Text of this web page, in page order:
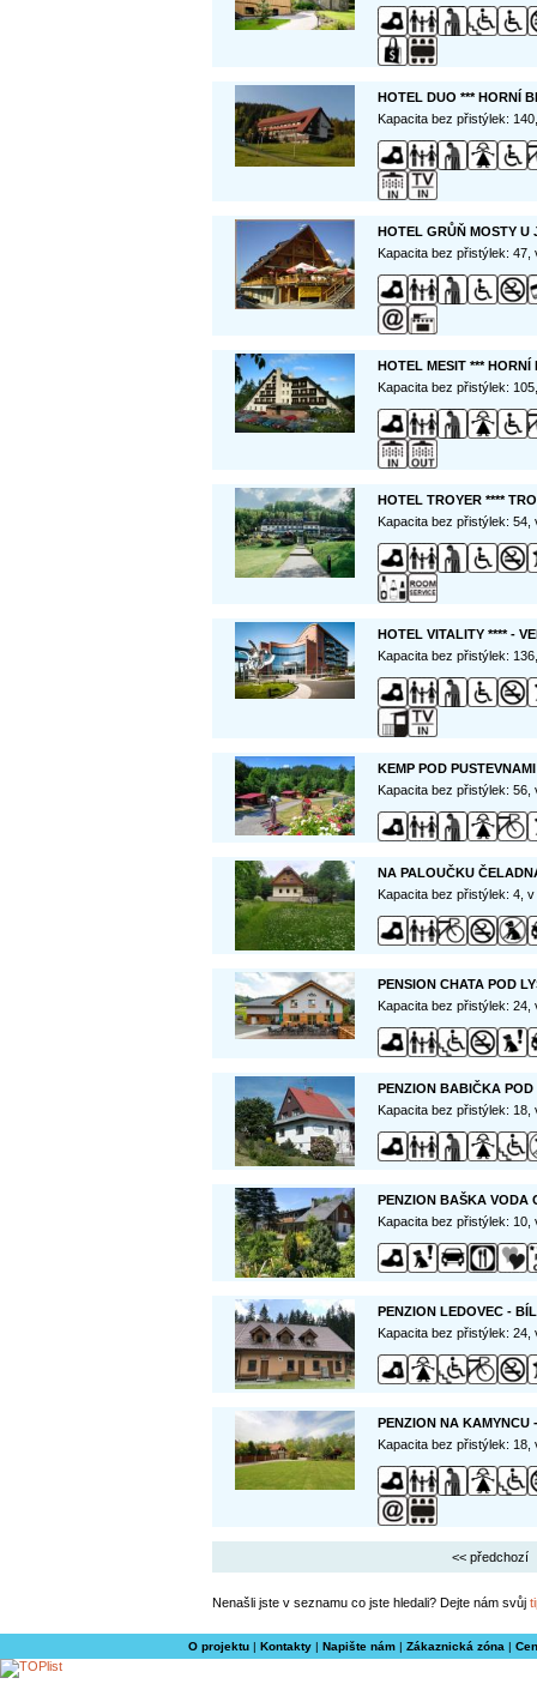
HOTEL DUO *** HORNÍ
Kapacita bez přistýlek:
HOTEL GRŮŇ MOSTY U
Kapacita bez přistýlek:
HOTEL MESIT *** HORNÍ
Kapacita bez přistýlek:
HOTEL TROYER ****
Kapacita bez přistýlek:
HOTEL VITALITY **** -
Kapacita bez přistýlek:
KEMP POD PUSTEVNAMI
Kapacita bez přistýlek:
NA PALOUČKU
Kapacita bez přistýlek: 4,
PENSION CHATA POD
Kapacita bez přistýlek:
PENZION BABIČKA POD
Kapacita bez přistýlek:
PENZION BAŠKA VODA
Kapacita bez přistýlek:
PENZION LEDOVEC -
Kapacita bez přistýlek:
PENZION NA KAMYNCU
Kapacita bez přistýlek:
<< předchozí
Nenašli jste v seznamu co jste hledali? Dejte nám svůj
O projektu| Kontakty| Napište nám| Zákaznická zóna |